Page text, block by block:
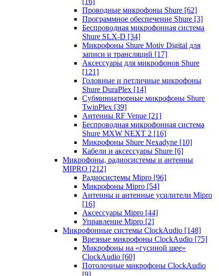
Проводные микрофоны Shure [62]
Программное обеспечение Shure [3]
Беспроводная микрофонная система
Shure SLX-D [34]
Микрофоны Shure Motiv Digital для
записи и трансляций [17]
Аксессуары для микрофонов Shure
[121]
Головные и петличные микрофоны
Shure DuraPlex [14]
Субминиатюрные микрофоны Shure
TwinPlex [39]
Антенны RF Venue [21]
Беспроводная микрофонная система
Shure MXW NEXT 2 [16]
Микрофоны Shure Nexadyne [10]
Кабели и аксессуары Shure [6]
Микрофоны, радиосистемы и антенны
MIPRO [212]
Радиосистемы Mipro [96]
Микрофоны Mipro [54]
Антенны и антенные усилители Mipro
[16]
Аксессуары Mipro [44]
Управление Mipro [2]
Микрофонные системы ClockAudio [148]
Врезные микрофоны ClockAudio [75]
Микрофоны на «гусиной шее»
ClockAudio [60]
Потолочные микрофоны ClockAudio
[9]